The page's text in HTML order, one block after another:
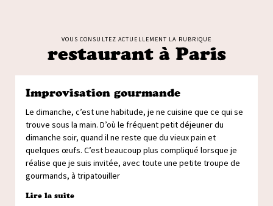
VOUS CONSULTEZ ACTUELLEMENT LA RUBRIQUE
restaurant à Paris
Improvisation gourmande
Le dimanche, c’est une habitude, je ne cuisine que ce qui se
trouve sous la main. D’où le fréquent petit déjeuner du
dimanche soir, quand il ne reste que du vieux pain et
quelques œufs. C’est beaucoup plus compliqué lorsque je
réalise que je suis invitée, avec toute une petite troupe de
gourmands, à tripatouiller
Lire la suite